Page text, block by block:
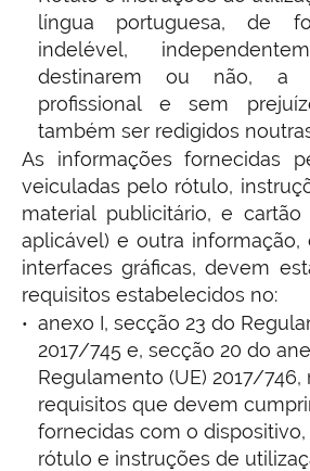
língua portuguesa, de
indelével,
destinarem ou não, a
profissional e sem
também ser redigidos
As informações fornecidas
veiculadas pelo rótulo,
material publicitário, e
aplicável) e outra informação,
interfaces gráficas, devem
requisitos estabelecidos no:
anexo I, secção 23 do
2017/745 e, secção 20 do
Regulamento (UE) 2017/746,
requisitos que devem
fornecidas com o
rótulo e instruções de